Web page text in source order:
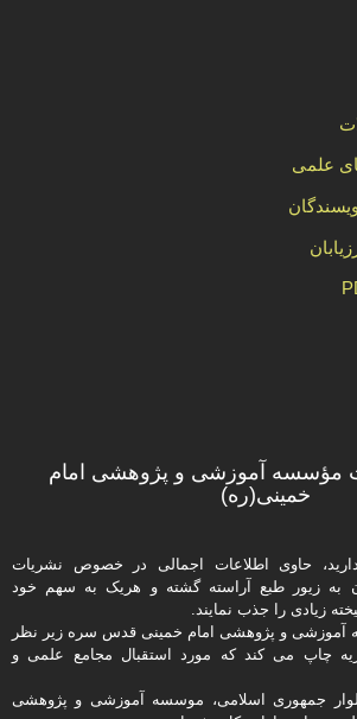
علمی
مؤسسه آموزشی و پژوهشی امام
خمینی(ره)
حاوی اطلاعات اجمالی در خصوص نشریات
زیور طبع آراسته گشته و هریک به سهم خود
زیادی را جذب نمایند.
آموزشی و پژوهشی امام خمینی قدس سره زیر نظر
پژوهش 18 نشریه چاپ می کند که مورد استقبال مجامع علمی و
بلوار جمهوری اسلامی، موسسه آموزشی و پژوهشی